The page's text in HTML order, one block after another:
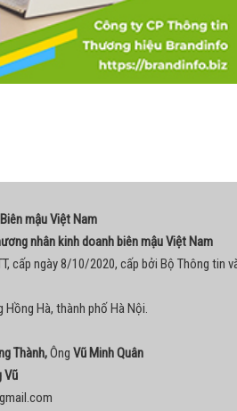
mậu Việt Nam
nhân kinh doanh biên mậu Việt Nam
cấp ngày 8/10/2020, cấp bởi Bộ Thông tin
Hà, thành phố Hà Nội.
Thành,Ông Vũ Minh Quân
Vũ